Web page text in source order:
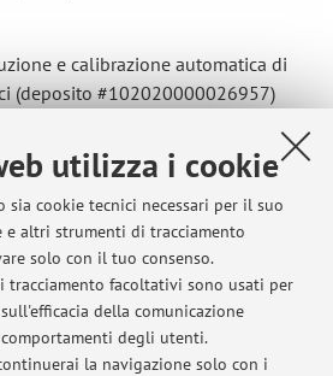
utilizza i cookie
cookie tecnici necessari per il suo
e altri strumenti di tracciamento
solo con il tuo consenso.
tracciamento facoltativi sono usati per
della comunicazione
degli utenti.
la navigazione solo con i
e calibrazione automatica di
(deposito #102020000026957)
Young Researcher Contest in
IEEE Journal of Emerging and
Electronics (ISSN: 2687-
(ISSN 1996-1944)